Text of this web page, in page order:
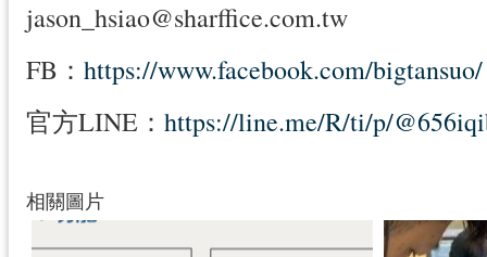
jason_hsiao@sharffice.com.tw
FB： https://www.facebook.com/bigtansuo/
官方LINE： https://line.me/R/ti/p/
相關圖片